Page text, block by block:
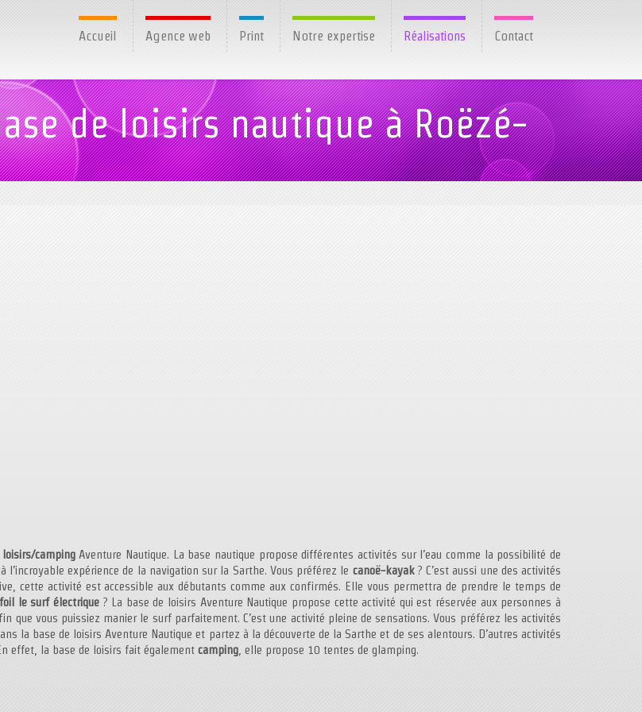
Accueil Agence web Print Notre expertise Réalisations Contact
de loisirs nautique à Roëzé-
loisirs/campingAventure Nautique. La base nautique propose différentes activités sur l’eau comme la possibilité de
l’incroyable expérience de la navigation sur la Sarthe. Vous préférez le canoë-kayak? C’est aussi une des activités
cette activité est accessible aux débutants comme aux confirmés. Elle vous permettra de prendre le temps de
le surf électrique? La base de loisirs Aventure Nautique propose cette activité qui est réservée aux personnes à
que vous puissiez manier le surf parfaitement. C’est une activité pleine de sensations. Vous préférez les activités
la base de loisirs Aventure Nautique et partez à la découverte de la Sarthe et de ses alentours. D’autres activités
effet, la base de loisirs fait également camping , elle propose 10 tentes de glamping.